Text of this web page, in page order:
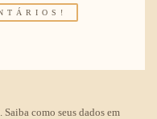
Saiba como seus dados em